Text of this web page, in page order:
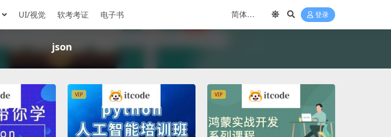
UI/视觉 软考考证 电子书 登录
json
VIP VIP